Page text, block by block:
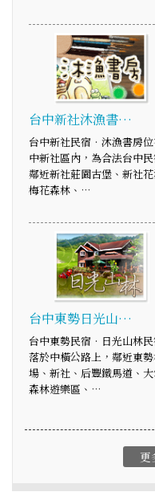
台中新社沐漁書…
台中新社民宿‧沐漁書房位
中新社區內，為合法台中民
鄰近新社莊園古堡、新社花
梅花森林、…
台中東勢日光山…
台中東勢民宿‧日光山林
落於中橫公路上，鄰近東
場、新社、后豐鐵馬道、
森林遊樂區、…
更